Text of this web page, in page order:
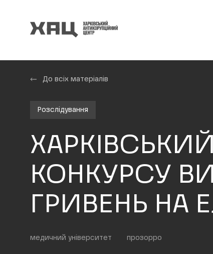
До всіх матеріалів
Розслідування
КОНКУРСУ
ГРИВЕНЬ НА
медичний університет прозорро